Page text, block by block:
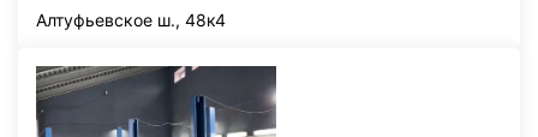
Алтуфьевское ш., 48к4